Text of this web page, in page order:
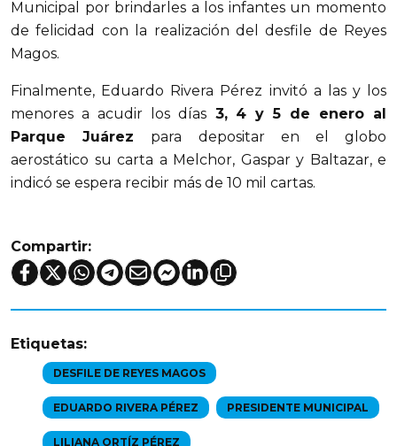
Municipal por brindarles a los infantes un momento
de felicidad con la realización del desfile de Reyes
Magos.
Finalmente, Eduardo Rivera Pérez invitó a las y los
menores a acudir los días3, 4 y 5 de enero al
Parque Juárez para depositar en el globo
aerostático su carta a Melchor, Gaspar y Baltazar, e
indicó se espera recibir más de 10 mil cartas.
Compartir:
Etiquetas:
DESFILE DE REYES MAGOS
EDUARDO RIVERA PÉREZ PRESIDENTE MUNICIPAL
LILIANA ORTÍZ PÉREZ